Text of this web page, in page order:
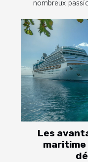
nombreux
Les
maritime